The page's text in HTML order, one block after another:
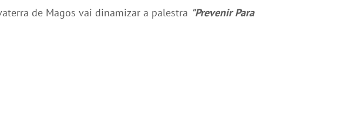
de Magos vai dinamizar a palestra "Prevenir Para